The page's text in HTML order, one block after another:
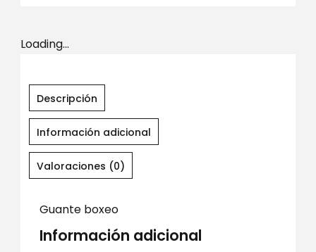
Loading...
Descripción
Información adicional
Valoraciones (0)
Guante boxeo
Información adicional